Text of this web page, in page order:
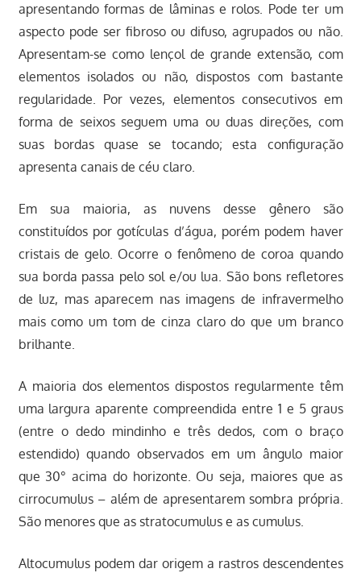
apresentando formas de lâminas e rolos. Pode ter um
aspecto pode ser fibroso ou difuso, agrupados ou não.
Apresentam-se como lençol de grande extensão, com
elementos isolados ou não, dispostos com bastante
regularidade. Por vezes, elementos consecutivos em
forma de seixos seguem uma ou duas direções, com
suas bordas quase se tocando; esta configuração
apresenta canais de céu claro.
Em sua maioria, as nuvens desse gênero são
constituídos por gotículas d’água, porém podem haver
cristais de gelo. Ocorre o fenômeno de coroa quando
sua borda passa pelo sol e/ou lua. São bons refletores
de luz, mas aparecem nas imagens de infravermelho
mais como um tom de cinza claro do que um branco
brilhante.
A maioria dos elementos dispostos regularmente têm
uma largura aparente compreendida entre 1 e 5 graus
(entre o dedo mindinho e três dedos, com o braço
estendido) quando observados em um ângulo maior
que 30° acima do horizonte. Ou seja, maiores que as
cirrocumulus – além de apresentarem sombra própria.
São menores que as stratocumulus e as cumulus.
Altocumulus podem dar origem a rastros descendentes